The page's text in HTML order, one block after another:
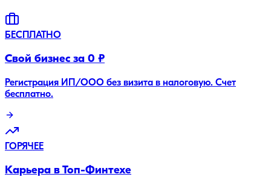
БЕСПЛАТНО
Свой бизнес за 0 ₽
Регистрация ИП/ООО без визита в налоговую. Счет
бесплатно.
ГОРЯЧЕЕ
Карьера в Топ-Финтехе